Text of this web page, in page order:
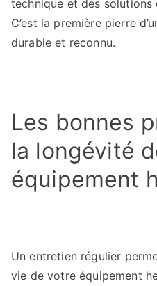
technique et des solutions
C’est la première pierre
durable et reconnu.
Les bonnes
la longévité
équipement
Un entretien régulier
vie de votre équipement